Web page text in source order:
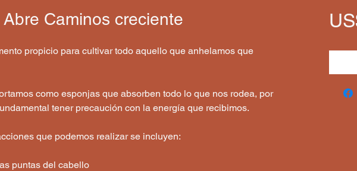
Abre Caminos creciente
propicio para cultivar todo aquello que anhelamos que
como esponjas que absorben todo lo que nos rodea, por
tener precaución con la energía que recibimos.
que podemos realizar se incluyen:
puntas del cabello